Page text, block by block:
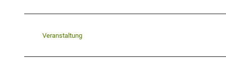
Veranstaltung